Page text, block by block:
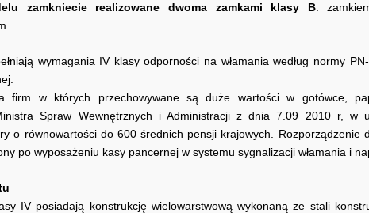
zamkniecie realizowane dwoma zamkami klasy B:
wymagania IV klasy odporności na włamania według normy
firm w których przechowywane są duże wartości w gotówce,
Spraw Wewnętrznych i Administracji z dnia 7.09 2010 r, w
o równowartości do 600 średnich pensji krajowych. Rozporządzenie
po wyposażeniu kasy pancernej w systemu sygnalizacji włamania i
IV posiadają konstrukcję wielowarstwową wykonaną ze stali